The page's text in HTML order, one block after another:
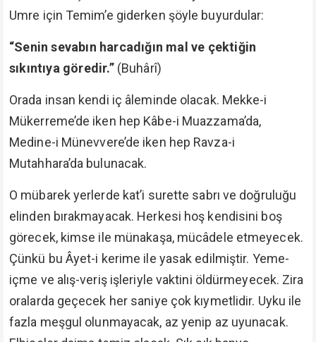
Umre için Temim’e giderken şöyle buyurdular:
“Senin sevabın harcadığın mal ve çektiğin
sıkıntıya göredir.” (Buhârî)
Orada insan kendi iç âleminde olacak. Mekke-i
Mükerreme’de iken hep Kâbe-i Muazzama’da,
Medine-i Münevvere’de iken hep Ravza-i
Mutahhara’da bulunacak.
O mübarek yerlerde kat’i surette sabrı ve doğruluğu
elinden bırakmayacak. Herkesi hoş kendisini boş
görecek, kimse ile münakaşa, mücâdele etmeyecek.
Çünkü bu Âyet-i kerime ile yasak edilmiştir. Yeme-
içme ve alış-veriş işleriyle vaktini öldürmeyecek. Zira
oralarda geçecek her saniye çok kıymetlidir. Uyku ile
fazla meşgul olunmayacak, az yenip az uyunacak.